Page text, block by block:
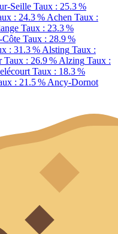
Seille Taux : 25.3 %
: 24.3 % Achen Taux :
Taux : 23.3 %
Taux : 28.9 %
: 31.3 % Alsting Taux :
Taux : 26.9 % Alzing Taux :
Taux : 18.3 %
: 21.5 % Ancy-Dornot